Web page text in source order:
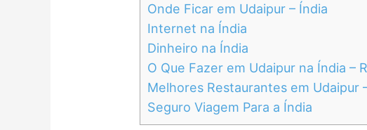
Onde Ficar em Udaipur – Índia
Internet na Índia
Dinheiro na Índia
O Que Fazer em Udaipur na Índia –
Melhores Restaurantes em Udaipur
Seguro Viagem Para a Índia